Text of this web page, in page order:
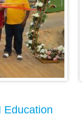
Education